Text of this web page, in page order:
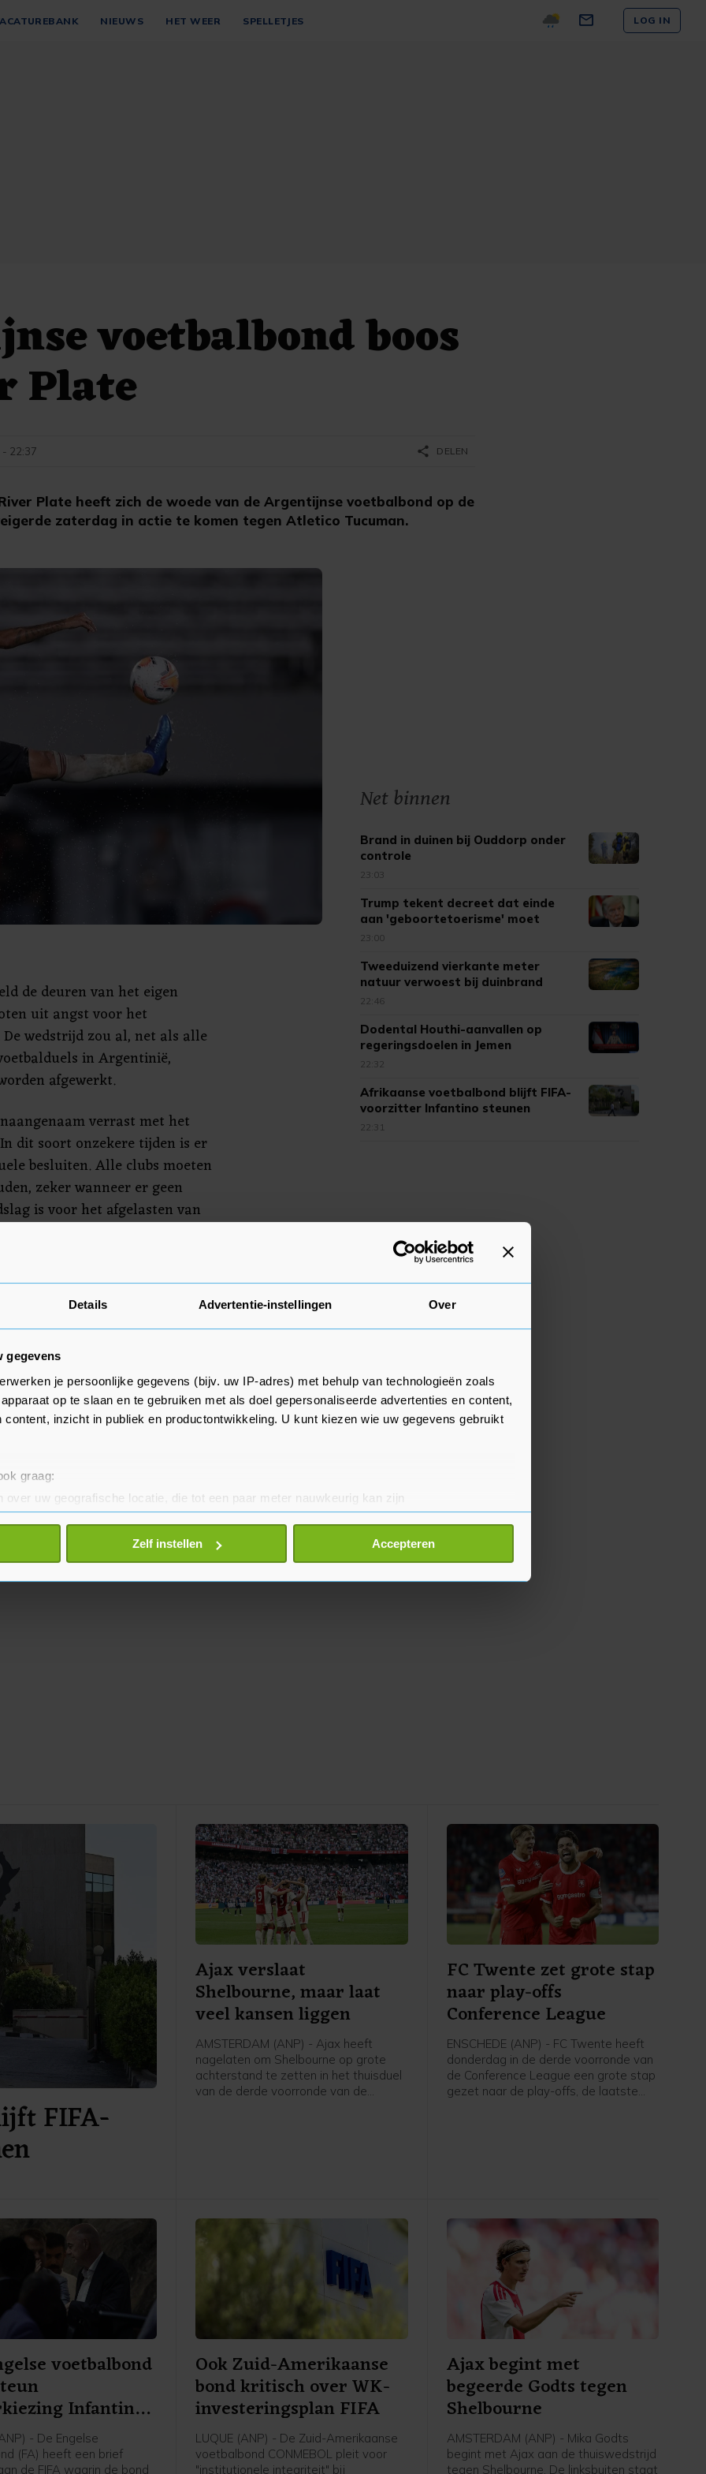
Details Advertentie-instellingen Over
gegevens
je persoonlijke gegevens (bijv. uw IP-adres) met behulp van technologieën zoals
op te slaan en te gebruiken met als doel gepersonaliseerde advertenties en content,
content, inzicht in publiek en productontwikkeling. U kunt kiezen wie uw gegevens gebruikt
graag:
over uw geografische locatie, die tot een paar meter nauwkeurig kan zijn
door het actief te scannen op specifieke eigenschappen (fingerprinting)
gegevens worden verwerkt en stel uw voorkeuren in het
detailgedeelte
of intrekken in de Cookieverklaring.
Zelf instellen Accepteren
NIEUWS HET WEER SPELLETJES LOG IN
voetbalbond boos
Plate
River Plate heeft zich de woede van de Argentijnse voetbalbond op de
zaterdag in actie te komen tegen Atletico Tucuman.
- 22:37 share DELEN
de deuren van het eigen
uit angst voor het
wedstrijd zou al, net als alle
in Argentinië,
afgewerkt.
verrast met het
dit soort onzekere tijden is er
besluiten. Alle clubs moeten
zeker wanneer er geen
is voor het afgelasten van
gezondheidsorganisaties.
kunnen gewoon doorgaan. De
een risicogroep en zijn in
net zoals duizenden
FIFA-
Ajax verslaat
Shelbourne, maar laat
veel kansen liggen
AMSTERDAM (ANP) - Ajax heeft
nagelaten om Shelbourne op grote
achterstand te zetten in het thuisduel
van de derde voorronde van de
FC Twente zet grote stap
naar play-offs
Conference League
ENSCHEDE (ANP) - FC Twente heeft
donderdag in de derde voorronde van
de Conference League een grote stap
gezet naar de play-offs, de laatste
voetbalbond
Infantino
- De Engelse
(FA) heeft een brief
de FIFA waarin de bond
Ook Zuid-Amerikaanse
bond kritisch over WK-
investeringsplan FIFA
LUQUE (ANP) - De Zuid-Amerikaanse
voetbalbond CONMEBOL pleit voor
"institutionele integriteit" bij
Ajax begint met
begeerde Godts tegen
Shelbourne
AMSTERDAM (ANP) - Mika Godts
begint met Ajax aan de thuiswedstrijd
tegen Shelbourne. De linksbuiten staat
Net binnen
Brand in duinen bij Ouddorp onder
controle
23:03
Trump tekent decreet dat einde
aan 'geboortetoerisme' moet
maken
23:00
Tweeduizend vierkante meter
natuur verwoest bij duinbrand
Ouddorp
22:46
Dodental Houthi-aanvallen op
regeringsdoelen in Jemen
opgelopen
22:32
Afrikaanse voetbalbond blijft FIFA-
voorzitter Infantino steunen
22:31